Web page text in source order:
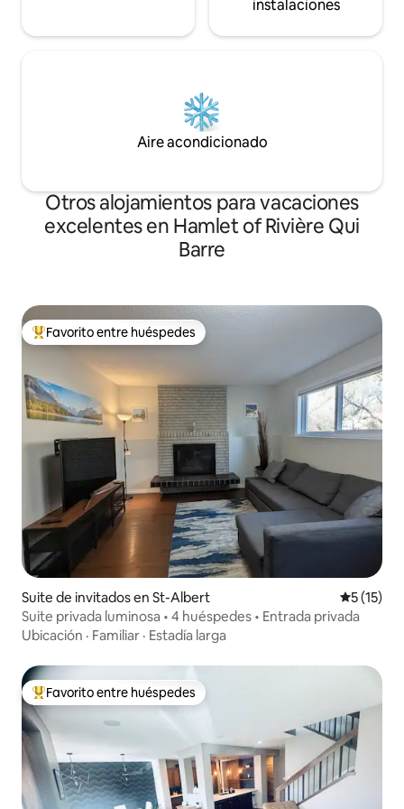
instalaciones
Aire acondicionado
Otros alojamientos para vacaciones
excelentes en Hamlet of Rivière Qui
Barre
Favorito entre huéspedes preferido
Favorito entre huéspedes
Suite de invitados en St-Albert
5 (15)
Suite privada luminosa • 4 huéspedes • Entrada privada
Ubicación · Familiar · Estadía larga
Favorito entre huéspedes preferido
Favorito entre huéspedes